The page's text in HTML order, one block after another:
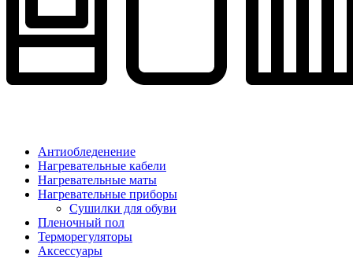
Антиобледенение
Нагревательные кабели
Нагревательные маты
Нагревательные приборы
Сушилки для обуви
Пленочный пол
Терморегуляторы
Аксессуары